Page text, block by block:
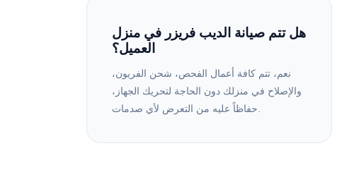
هل تتم صيانة الديب فريزر في منزل
العميل؟
نعم، تتم كافة أعمال الفحص، شحن الفريون،
والإصلاح في منزلك دون الحاجة لتحريك الجهاز،